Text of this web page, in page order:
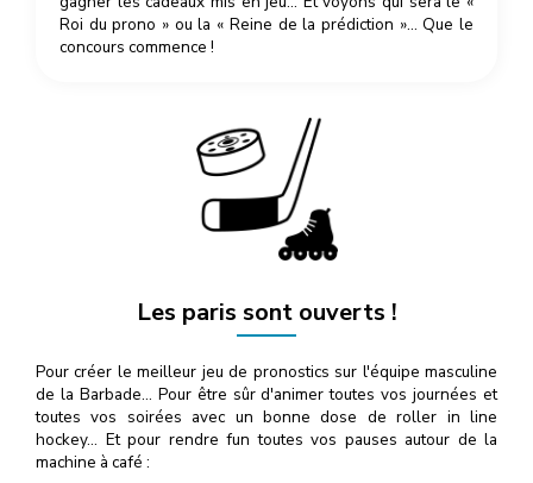
Roi du prono » ou la « Reine de la prédiction »… Que le
concours commence !
Les paris sont ouverts !
Pour créer le meilleur jeu de pronostics sur l'équipe masculine
de la Barbade… Pour être sûr d'animer toutes vos journées et
toutes vos soirées avec un bonne dose de roller in line
hockey… Et pour rendre fun toutes vos pauses autour de la
machine à café :